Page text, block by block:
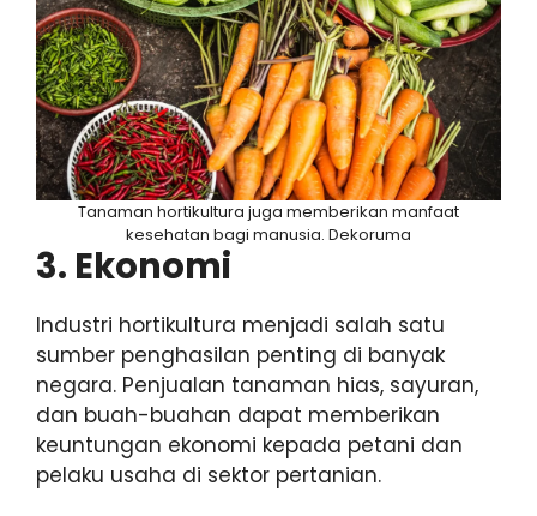
Tanaman hortikultura juga memberikan manfaat
kesehatan bagi manusia. Dekoruma
3. Ekonomi
Industri hortikultura menjadi salah satu
sumber penghasilan penting di banyak
negara. Penjualan tanaman hias, sayuran,
dan buah-buahan dapat memberikan
keuntungan ekonomi kepada petani dan
pelaku usaha di sektor pertanian.